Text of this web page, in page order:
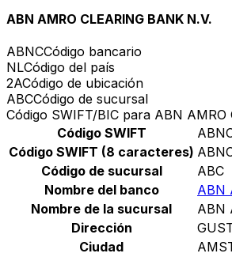
ABN AMRO CLEARING BANK N.V.
ABNCCódigo bancario
NLCódigo del país
2ACódigo de ubicación
ABCCódigo de sucursal
Código SWIFT/BIC para ABN AMRO
Código SWIFT
Código SWIFT (8 caracteres)
Código de sucursal
ABC
Nombre del banco
ABN
Nombre de la sucursal
ABN
Dirección
Ciudad